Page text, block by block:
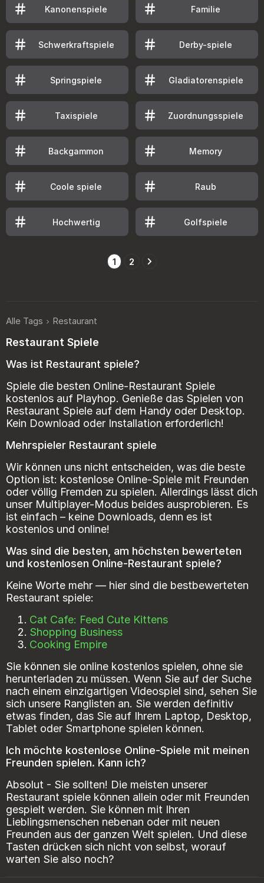
Kanonenspiele Familie
Schwerkraftspiele Derby-spiele
Springspiele Gladiatorenspiele
Taxispiele Zuordnungsspiele
Backgammon Memory
Coole spiele Raub
Hochwertig Golfspiele
1 2
Alle Tags Restaurant
Restaurant Spiele
Was ist Restaurant spiele?
Spiele die besten Online-Restaurant Spiele
kostenlos auf Playhop. Genieße das Spielen von
Restaurant Spiele auf dem Handy oder Desktop.
Kein Download oder Installation erforderlich!
Mehrspieler Restaurant spiele
Wir können uns nicht entscheiden, was die beste
Option ist: kostenlose Online-Spiele mit Freunden
oder völlig Fremden zu spielen. Allerdings lässt dich
unser Multiplayer-Modus beides ausprobieren. Es
ist einfach – keine Downloads, denn es ist
kostenlos und online!
Was sind die besten, am höchsten bewerteten
und kostenlosen Online-Restaurant spiele?
Keine Worte mehr — hier sind die bestbewerteten
Restaurant spiele:
Cat Cafe: Feed Cute Kittens
Shopping Business
Cooking Empire
Sie können sie online kostenlos spielen, ohne sie
herunterladen zu müssen. Wenn Sie auf der Suche
nach einem einzigartigen Videospiel sind, sehen Sie
sich unsere Ranglisten an. Sie werden definitiv
etwas finden, das Sie auf Ihrem Laptop, Desktop,
Tablet oder Smartphone spielen können.
Ich möchte kostenlose Online-Spiele mit meinen
Freunden spielen. Kann ich?
Absolut - Sie sollten! Die meisten unserer
Restaurant spiele können allein oder mit Freunden
gespielt werden. Sie können mit Ihren
Lieblingsmenschen nebenan oder mit neuen
Freunden aus der ganzen Welt spielen. Und diese
Tasten drücken sich nicht von selbst, worauf
warten Sie also noch?